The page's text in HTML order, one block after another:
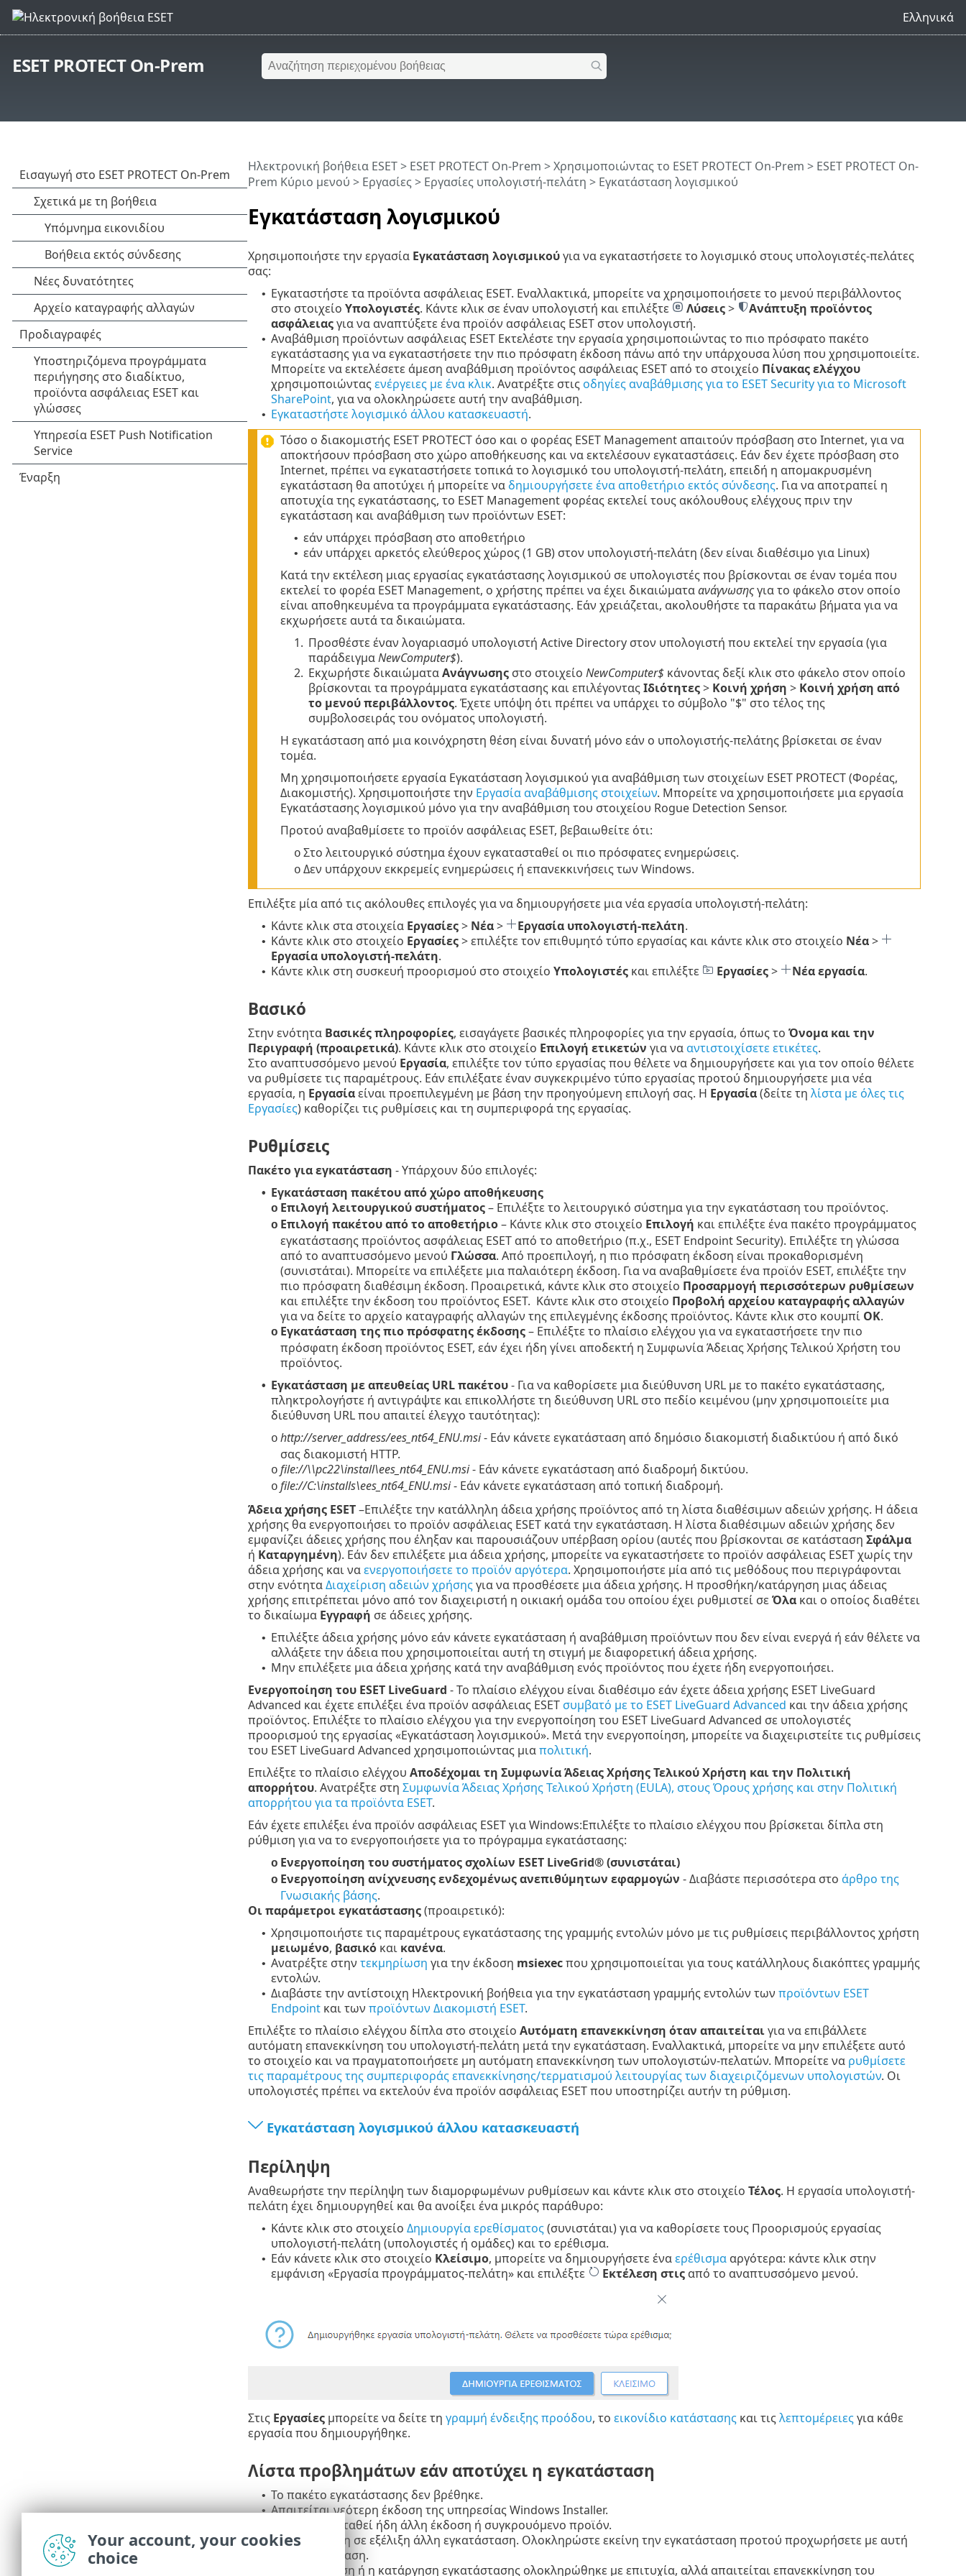
Ελληνικά
ESET PROTECT On-Prem
Εγκατάσταση λογισμικού
Ηλεκτρονική βοήθεια ESET> ESET PROTECT On-Prem >Χρησιμοποιώντας το ESET PROTECT On-Prem > ESET PROTECT On-
Prem Κύριο μενού > Εργασίες> Εργασίες υπολογιστή-πελάτη > Εγκατάσταση λογισμικού
Χρησιμοποιήστε την εργασία Εγκατάσταση λογισμικούγια να εγκαταστήσετε το λογισμικό στους υπολογιστές-πελάτες
σας:
• Εγκαταστήστε τα προϊόντα ασφάλειας ESET. Εναλλακτικά, μπορείτε να χρησιμοποιήσετε το μενού περιβάλλοντος
στο στοιχείο Υπολογιστές. Κάντε κλικ σε έναν υπολογιστή και επιλέξτε Λύσεις>
Ανάπτυξη προϊόντος
ασφάλειαςγια να αναπτύξετε ένα προϊόν ασφάλειας ESET στον υπολογιστή.
• Αναβάθμιση προϊόντων ασφάλειας ESET Εκτελέστε την εργασία χρησιμοποιώντας το πιο πρόσφατο πακέτο
εγκατάστασης για να εγκαταστήσετε την πιο πρόσφατη έκδοση πάνω από την υπάρχουσα λύση που χρησιμοποιείτε.
Μπορείτε να εκτελέσετε άμεση αναβάθμιση προϊόντος ασφάλειας ESET από το στοιχείο Πίνακας ελέγχου
χρησιμοποιώνταςενέργειες με ένα κλικ. Ανατρέξτε στιςοδηγίες αναβάθμισης για το ESET Security για το Microsoft
SharePoint, για να ολοκληρώσετε αυτή την αναβάθμιση.
• Εγκαταστήστε λογισμικό άλλου κατασκευαστή.
Τόσο ο διακομιστής ESET PROTECT όσο και ο φορέας ESET Management απαιτούν πρόσβαση στο Internet, για να
αποκτήσουν πρόσβαση στο χώρο αποθήκευσης και να εκτελέσουν εγκαταστάσεις. Εάν δεν έχετε πρόσβαση στο
Internet, πρέπει να εγκαταστήσετε τοπικά το λογισμικό του υπολογιστή-πελάτη, επειδή η απομακρυσμένη
εγκατάσταση θα αποτύχει ή μπορείτε ναδημιουργήσετε ένα αποθετήριο εκτός σύνδεσης. Για να αποτραπεί η
αποτυχία της εγκατάστασης, το ESET Management φορέας εκτελεί τους ακόλουθους ελέγχους πριν την
εγκατάσταση και αναβάθμιση των προϊόντων ESET:
• εάν υπάρχει πρόσβαση στο αποθετήριο
• εάν υπάρχει αρκετός ελεύθερος χώρος (1 GB) στον υπολογιστή-πελάτη (δεν είναι διαθέσιμο για Linux)
Κατά την εκτέλεση μιας εργασίας εγκατάστασης λογισμικού σε υπολογιστές που βρίσκονται σε έναν τομέα που
εκτελεί το φορέα ESET Management, ο χρήστης πρέπει να έχει δικαιώματαανάγνωσηςγια το φάκελο στον οποίο
είναι αποθηκευμένα τα προγράμματα εγκατάστασης. Εάν χρειάζεται, ακολουθήστε τα παρακάτω βήματα για να
εκχωρήσετε αυτά τα δικαιώματα.
1. Προσθέστε έναν λογαριασμό υπολογιστή Active Directory στον υπολογιστή που εκτελεί την εργασία (για
παράδειγμαNewComputer$).
2. Εκχωρήστε δικαιώματαΑνάγνωσηςστο στοιχείο NewComputer$κάνοντας δεξί κλικ στο φάκελο στον οποίο
βρίσκονται τα προγράμματα εγκατάστασης και επιλέγονταςΙδιότητες> Κοινή χρήση > Κοινή χρήση από
το μενού περιβάλλοντος. Έχετε υπόψη ότι πρέπει να υπάρχει το σύμβολο "$" στο τέλος της
συμβολοσειράς του ονόματος υπολογιστή.
Η εγκατάσταση από μια κοινόχρηστη θέση είναι δυνατή μόνο εάν ο υπολογιστής-πελάτης βρίσκεται σε έναν
τομέα.
Μη χρησιμοποιήσετε εργασία Εγκατάσταση λογισμικού για αναβάθμιση των στοιχείων ESET PROTECT (Φορέας,
Διακομιστής). Χρησιμοποιήστε την Εργασία αναβάθμισης στοιχείων. Μπορείτε να χρησιμοποιήσετε μια εργασία
Εγκατάστασης λογισμικού μόνο για την αναβάθμιση του στοιχείου Rogue Detection Sensor.
Προτού αναβαθμίσετε το προϊόν ασφάλειας ESET, βεβαιωθείτε ότι:
o Στο λειτουργικό σύστημα έχουν εγκατασταθεί οι πιο πρόσφατες ενημερώσεις.
o Δεν υπάρχουν εκκρεμείς ενημερώσεις ή επανεκκινήσεις των Windows.
Επιλέξτε μία από τις ακόλουθες επιλογές για να δημιουργήσετε μια νέα εργασία υπολογιστή-πελάτη:
• Κάντε κλικ στα στοιχεία Εργασίες> Νέα> Εργασία υπολογιστή-πελάτη.
• Κάντε κλικ στο στοιχείο Εργασίες> επιλέξτε τον επιθυμητό τύπο εργασίας και κάντε κλικ στο στοιχείο Νέα>
Εργασία υπολογιστή-πελάτη.
• Κάντε κλικ στη συσκευή προορισμού στο στοιχείο Υπολογιστέςκαι επιλέξτε Εργασίες> Νέα εργασία.
Βασικό
Στην ενότητα Βασικές πληροφορίες, εισαγάγετε βασικές πληροφορίες για την εργασία, όπως το Όνομα και την
Περιγραφή (προαιρετικά). Κάντε κλικ στο στοιχείο Επιλογή ετικετών για νααντιστοιχίσετε ετικέτες.
Στο αναπτυσσόμενο μενού Εργασία, επιλέξτε τον τύπο εργασίας που θέλετε να δημιουργήσετε και για τον οποίο θέλετε
να ρυθμίσετε τις παραμέτρους. Εάν επιλέξατε έναν συγκεκριμένο τύπο εργασίας προτού δημιουργήσετε μια νέα
εργασία, η Εργασίαείναι προεπιλεγμένη με βάση την προηγούμενη επιλογή σας. Η Εργασία(δείτε τη λίστα με όλες τις
Εργασίες) καθορίζει τις ρυθμίσεις και τη συμπεριφορά της εργασίας.
Ρυθμίσεις
Πακέτο για εγκατάσταση - Υπάρχουν δύο επιλογές:
• Εγκατάσταση πακέτου από χώρο αποθήκευσης
o Επιλογή λειτουργικού συστήματος– Επιλέξτε το λειτουργικό σύστημα για την εγκατάσταση του προϊόντος.
o Επιλογή πακέτου από το αποθετήριο– Κάντε κλικ στο στοιχείο Επιλογή και επιλέξτε ένα πακέτο προγράμματος
εγκατάστασης προϊόντος ασφάλειας ESET από το αποθετήριο (π.χ., ESET Endpoint Security). Επιλέξτε τη γλώσσα
από το αναπτυσσόμενο μενού Γλώσσα. Από προεπιλογή, η πιο πρόσφατη έκδοση είναι προκαθορισμένη
(συνιστάται). Μπορείτε να επιλέξετε μια παλαιότερη έκδοση. Για να αναβαθμίσετε ένα προϊόν ESET, επιλέξτε την
πιο πρόσφατη διαθέσιμη έκδοση. Προαιρετικά, κάντε κλικ στο στοιχείο Προσαρμογή περισσότερων ρυθμίσεων
και επιλέξτε την έκδοση του προϊόντος ESET. Κάντε κλικ στο στοιχείο Προβολή αρχείου καταγραφής αλλαγών
για να δείτε το αρχείο καταγραφής αλλαγών της επιλεγμένης έκδοσης προϊόντος. Κάντε κλικ στο κουμπί OK.
o Εγκατάσταση της πιο πρόσφατης έκδοσης– Επιλέξτε το πλαίσιο ελέγχου για να εγκαταστήσετε την πιο
πρόσφατη έκδοση προϊόντος ESET, εάν έχει ήδη γίνει αποδεκτή η Συμφωνία Άδειας Χρήσης Τελικού Χρήστη του
προϊόντος.
• Εγκατάσταση με απευθείας URL πακέτου- Για να καθορίσετε μια διεύθυνση URL με το πακέτο εγκατάστασης,
πληκτρολογήστε ή αντιγράψτε και επικολλήστε τη διεύθυνση URL στο πεδίο κειμένου (μην χρησιμοποιείτε μια
διεύθυνση URL που απαιτεί έλεγχο ταυτότητας):
o http://server_address/ees_nt64_ENU.msi- Εάν κάνετε εγκατάσταση από δημόσιο διακομιστή διαδικτύου ή από δικό
σας διακομιστή HTTP.
o file://\\pc22\install\ees_nt64_ENU.msi- Εάν κάνετε εγκατάσταση από διαδρομή δικτύου.
o file://C:\installs\ees_nt64_ENU.msi- Εάν κάνετε εγκατάσταση από τοπική διαδρομή.
Άδεια χρήσης ESET–Επιλέξτε την κατάλληλη άδεια χρήσης προϊόντος από τη λίστα διαθέσιμων αδειών χρήσης. Η άδεια
χρήσης θα ενεργοποιήσει το προϊόν ασφάλειας ESET κατά την εγκατάσταση. Η λίστα διαθέσιμων αδειών χρήσης δεν
εμφανίζει άδειες χρήσης που έληξαν και παρουσιάζουν υπέρβαση ορίου (αυτές που βρίσκονται σε κατάσταση Σφάλμα
ή Καταργημένη). Εάν δεν επιλέξετε μια άδεια χρήσης, μπορείτε να εγκαταστήσετε το προϊόν ασφάλειας ESET χωρίς την
άδεια χρήσης και ναενεργοποιήσετε το προϊόν αργότερα. Χρησιμοποιήστε μία από τις μεθόδους που περιγράφονται
στην ενότηταΔιαχείριση αδειών χρήσηςγια να προσθέσετε μια άδεια χρήσης. Η προσθήκη/κατάργηση μιας άδειας
χρήσης επιτρέπεται μόνο από τον διαχειριστή η οικιακή ομάδα του οποίου έχει ρυθμιστεί σεΌλακαι ο οποίος διαθέτει
το δικαίωμα Εγγραφή σε άδειες χρήσης.
• Επιλέξτε άδεια χρήσης μόνο εάν κάνετε εγκατάσταση ή αναβάθμιση προϊόντων που δεν είναι ενεργά ή εάν θέλετε να
αλλάξετε την άδεια που χρησιμοποιείται αυτή τη στιγμή με διαφορετική άδεια χρήσης.
• Μην επιλέξετε μια άδεια χρήσης κατά την αναβάθμιση ενός προϊόντος που έχετε ήδη ενεργοποιήσει.
Ενεργοποίηση του ESET LiveGuard - Το πλαίσιο ελέγχου είναι διαθέσιμο εάν έχετε άδεια χρήσης ESET LiveGuard
Advanced και έχετε επιλέξει ένα προϊόν ασφάλειας ESETσυμβατό με το ESET LiveGuard Advanced και την άδεια χρήσης
προϊόντος. Επιλέξτε το πλαίσιο ελέγχου για την ενεργοποίηση του ESET LiveGuard Advanced σε υπολογιστές
προορισμού της εργασίας «Εγκατάσταση λογισμικού». Μετά την ενεργοποίηση, μπορείτε να διαχειριστείτε τις ρυθμίσεις
του ESET LiveGuard Advanced χρησιμοποιώντας μιαπολιτική.
Επιλέξτε το πλαίσιο ελέγχου Αποδέχομαι τη Συμφωνία Άδειας Χρήσης Τελικού Χρήστη και την Πολιτική
απορρήτου. Ανατρέξτε στη Συμφωνία Άδειας Χρήσης Τελικού Χρήστη (EULA), στους Όρους χρήσης και στην Πολιτική
απορρήτου για τα προϊόντα ESET.
Εάν έχετε επιλέξει ένα προϊόν ασφάλειας ESET για Windows:Επιλέξτε το πλαίσιο ελέγχου που βρίσκεται δίπλα στη
ρύθμιση για να το ενεργοποιήσετε για το πρόγραμμα εγκατάστασης:
o Ενεργοποίηση του συστήματος σχολίων ESET LiveGrid® (συνιστάται)
o Ενεργοποίηση ανίχνευσης ενδεχομένως ανεπιθύμητων εφαρμογών - Διαβάστε περισσότερα στο άρθρο της
Γνωσιακής βάσης.
Οι παράμετροι εγκατάστασης(προαιρετικό):
• Χρησιμοποιήστε τις παραμέτρους εγκατάστασης της γραμμής εντολών μόνο με τις ρυθμίσεις περιβάλλοντος χρήστη
μειωμένο, βασικόκαι κανένα.
• Ανατρέξτε στην τεκμηρίωση για την έκδοση msiexecπου χρησιμοποιείται για τους κατάλληλους διακόπτες γραμμής
εντολών.
• Διαβάστε την αντίστοιχη Ηλεκτρονική βοήθεια για την εγκατάσταση γραμμής εντολών των προϊόντων ESET
Endpointκαι των προϊόντων Διακομιστή ESET.
Επιλέξτε το πλαίσιο ελέγχου δίπλα στο στοιχείο Αυτόματη επανεκκίνηση όταν απαιτείταιγια να επιβάλλετε
αυτόματη επανεκκίνηση του υπολογιστή-πελάτη μετά την εγκατάσταση. Εναλλακτικά, μπορείτε να μην επιλέξετε αυτό
το στοιχείο και να πραγματοποιήσετε μη αυτόματη επανεκκίνηση των υπολογιστών-πελατών. Μπορείτε να ρυθμίσετε
τις παραμέτρους της συμπεριφοράς επανεκκίνησης/τερματισμού λειτουργίας των διαχειριζόμενων υπολογιστών. Οι
υπολογιστές πρέπει να εκτελούν ένα προϊόν ασφάλειας ESET που υποστηρίζει αυτήν τη ρύθμιση.
Εγκατάσταση λογισμικού άλλου κατασκευαστή
Περίληψη
Αναθεωρήστε την περίληψη των διαμορφωμένων ρυθμίσεων και κάντε κλικ στο στοιχείο Τέλος. Η εργασία υπολογιστή-
πελάτη έχει δημιουργηθεί και θα ανοίξει ένα μικρός παράθυρο:
• Κάντε κλικ στο στοιχείο Δημιουργία ερεθίσματος(συνιστάται) για να καθορίσετε τους Προορισμούς εργασίας
υπολογιστή-πελάτη (υπολογιστές ή ομάδες) και το ερέθισμα.
• Εάν κάνετε κλικ στο στοιχείο Κλείσιμο, μπορείτε να δημιουργήσετε έναερέθισμααργότερα: κάντε κλικ στην
εμφάνιση «Εργασία προγράμματος-πελάτη» και επιλέξτε
Εκτέλεση στιςαπό το αναπτυσσόμενο μενού.
Στις Εργασίεςμπορείτε να δείτε τη γραμμή ένδειξης προόδου, το εικονίδιο κατάστασηςκαι τιςλεπτομέρειεςγια κάθε
εργασία που δημιουργήθηκε.
Λίστα προβλημάτων εάν αποτύχει η εγκατάσταση
• Το πακέτο εγκατάστασης δεν βρέθηκε.
• Απαιτείται νεότερη έκδοση της υπηρεσίας Windows Installer.
Έχει εγκατασταθεί ήδη άλλη έκδοση ή συγκρουόμενο προϊόν.
• Βρίσκεται ήδη σε εξέλιξη άλλη εγκατάσταση. Ολοκληρώστε εκείνη την εγκατάσταση προτού προχωρήσετε με αυτή
την εγκατάσταση.
Η εγκατάσταση ή η κατάργηση εγκατάστασης ολοκληρώθηκε με επιτυχία, αλλά απαιτείται επανεκκίνηση του
Your account, your cookies
choice